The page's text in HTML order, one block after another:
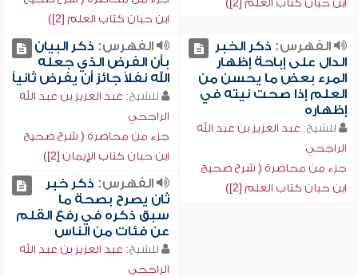
ابن حبان كتاب العلم [2])
ابن حبان كتاب العلم [2])
الفهرس: ذكر الخبر
الدال على إباحة إظهار
المرء بعض ما يحسن من
العلم إذا صحت نيته في
إظهاره
للشيخ: عبد العزيز بن عبد الله
الراجحي
جزء من محاضرة ( شرح صحيح
ابن حبان كتاب العلم [2])
الفهرس: ذكر البيان
بأن الفرض الذي جعله
الله نفلاً جائز أن يفرض ثانياً
للشيخ: عبد العزيز بن عبد الله
الراجحي
جزء من محاضرة ( شرح صحيح
ابن حبان كتاب الإيمان [2])
الفهرس: ذكر خبر
ثان يصرح بصحة ما
سبق ذكره في رفع القلم
عن فئات من الناس
للشيخ: عبد العزيز بن عبد الله
الراجحي